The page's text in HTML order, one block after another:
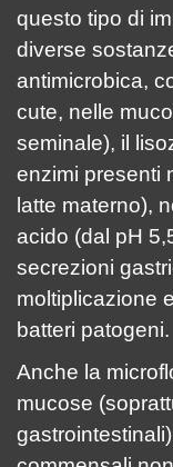
questo tipo di
diverse
antimicrobica,
cute, nelle
seminale), il
enzimi presenti
latte materno),
acido (dal pH
secrezioni
moltiplicazione
batteri patogeni.
Anche la
mucose